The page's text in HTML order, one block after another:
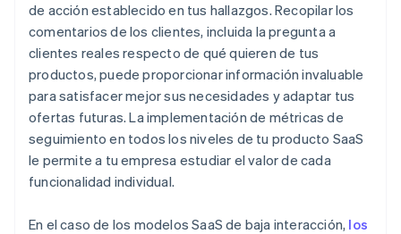
de acción establecido en tus hallazgos. Recopilar los
comentarios de los clientes, incluida la pregunta a
clientes reales respecto de qué quieren de tus
productos, puede proporcionar información invaluable
para satisfacer mejor sus necesidades y adaptar tus
ofertas futuras. La implementación de métricas de
seguimiento en todos los niveles de tu producto SaaS
le permite a tu empresa estudiar el valor de cada
funcionalidad individual.
En el caso de los modelos SaaS de baja interacción, los